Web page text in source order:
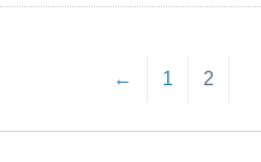
← 1 2